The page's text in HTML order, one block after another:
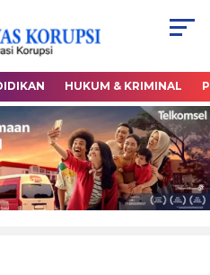
HUKUM & KRIMINAL